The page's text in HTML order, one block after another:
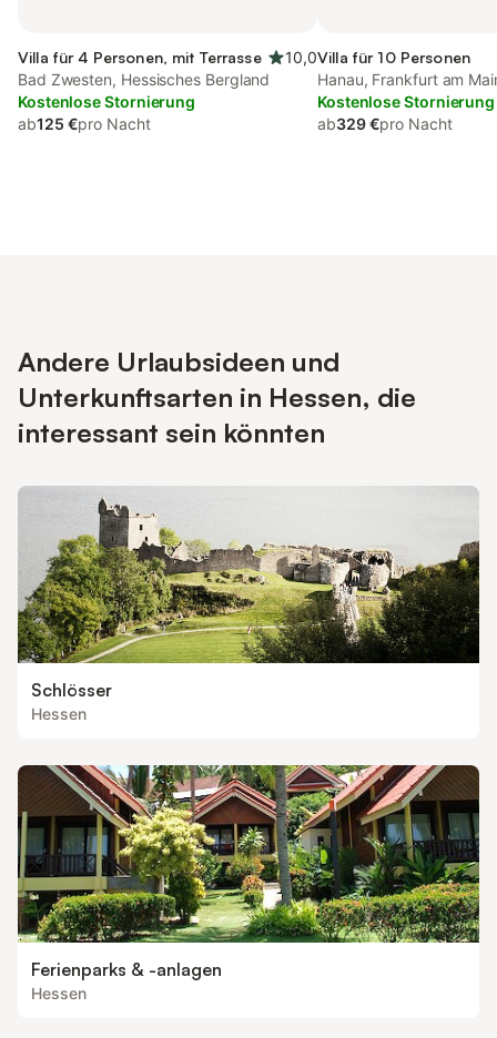
Villa für 4 Personen, mit Terrasse
10,0
Bad Zwesten, Hessisches Bergland
Kostenlose Stornierung
ab125 €pro Nacht
Villa für 10 Personen
Hanau, Frankfurt am
Umgebung
Kostenlose Stornierung
ab329 €pro Nacht
Andere Urlaubsideen und
Unterkunftsarten in Hessen, die
interessant sein könnten
Schlösser
Hessen
Ferienparks & -anlagen
Hessen